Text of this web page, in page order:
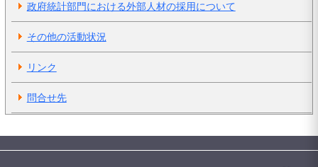
政府統計部門における外部人材の採用について
その他の活動状況
リンク
問合せ先